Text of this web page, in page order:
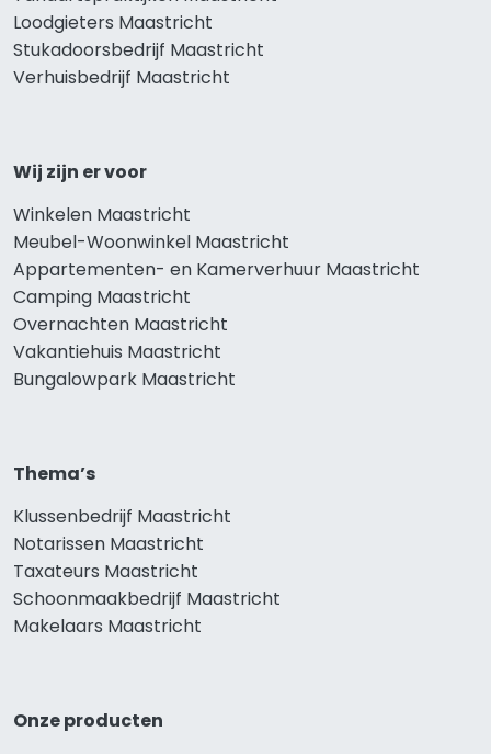
Loodgieters Maastricht
Stukadoorsbedrijf Maastricht
Verhuisbedrijf Maastricht
Wij zijn er voor
Winkelen Maastricht
Meubel-Woonwinkel Maastricht
Appartementen- en Kamerverhuur Maastricht
Camping Maastricht
Overnachten Maastricht
Vakantiehuis Maastricht
Bungalowpark Maastricht
Thema’s
Klussenbedrijf Maastricht
Notarissen Maastricht
Taxateurs Maastricht
Schoonmaakbedrijf Maastricht
Makelaars Maastricht
Onze producten